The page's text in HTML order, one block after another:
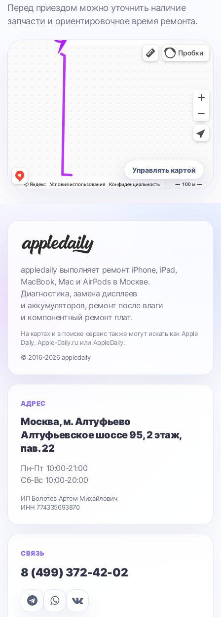
Перед приездом можно уточнить наличие
запчасти и ориентировочное время ремонта.
Управлять картой
appledaily выполняет ремонт iPhone, iPad,
MacBook, Mac и AirPods в Москве.
Диагностика, замена дисплеев
и аккумуляторов, ремонт после влаги
и компонентный ремонт плат.
На картах и в поиске сервис также могут искать как Apple
Daily, Apple-Daily.ru или AppleDaily.
© 2016-2026 appledaily
АДРЕС
Москва, м. Алтуфьево
Алтуфьевское шоссе 95, 2 этаж,
пав. 22
Пн-Пт 10:00-21:00
Сб-Вс 10:00-20:00
ИП Болотов Артем Михайлович
ИНН 774335693870
СВЯЗЬ
8 (499) 372-42-02